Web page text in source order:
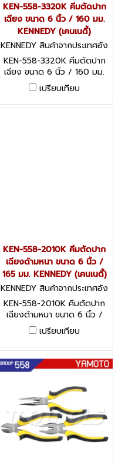
KEN-558-3320K คีมตัดปาก
เฉียง ขนาด 6 นิ้ว / 160 มม.
KENNEDY (เคนเนดี้)
KENNEDY สินค้าจากประเทศอัง
กฤษ KEN-558-3320K
KEN-558-3320K คีมตัดปาก
เฉียง ขนาด 6 นิ้ว / 160 มม.
KENNEDY Side Cutters,
PVC, 160mm Overall Length
เปรียบเทียบ
KEN-558-2010K คีมตัดปาก
เฉียงด้ามหนา ขนาด 6 นิ้ว /
165 มม. KENNEDY (เคนเนดี้)
KENNEDY สินค้าจากประเทศอัง
กฤษ KEN-558-2010K
KEN-558-2010K คีมตัดปาก
เฉียงด้ามหนา ขนาด 6 นิ้ว /
165 มม. KENNEDY Kennedy
Pro Side Cutters, Max Cut
Capacity 4mm, Bi-Material,
165mm Overall Length
เปรียบเทียบ